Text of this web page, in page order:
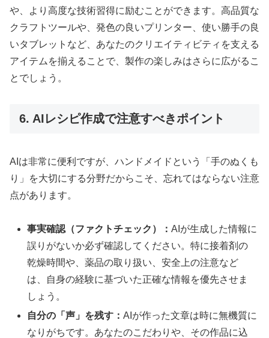
や、より高度な技術習得に励むことができます。高品質な
クラフトツールや、発色の良いプリンター、使い勝手の良
いタブレットなど、あなたのクリエイティビティを支える
アイテムを揃えることで、製作の楽しみはさらに広がるこ
とでしょう。
6. AIレシピ作成で注意すべきポイント
AIは非常に便利ですが、ハンドメイドという「手のぬくも
り」を大切にする分野だからこそ、忘れてはならない注意
点があります。
事実確認（ファクトチェック）：AIが生成した情報に
誤りがないか必ず確認してください。特に接着剤の
乾燥時間や、薬品の取り扱い、安全上の注意など
は、自身の経験に基づいた正確な情報を優先させま
しょう。
自分の「声」を残す：AIが作った文章は時に無機質に
なりがちです。あなたのこだわりや、その作品に込